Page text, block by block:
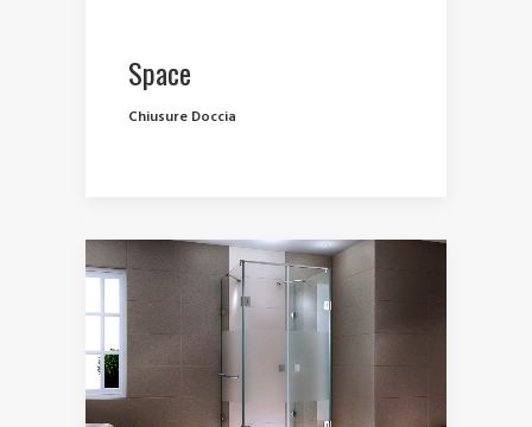
Space
Chiusure Doccia